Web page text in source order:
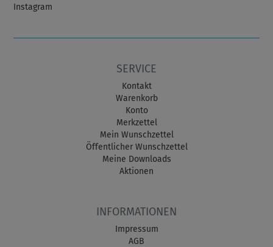
Instagram
SERVICE
Kontakt
Warenkorb
Konto
Merkzettel
Mein Wunschzettel
Öffentlicher Wunschzettel
Meine Downloads
Aktionen
INFORMATIONEN
Impressum
AGB